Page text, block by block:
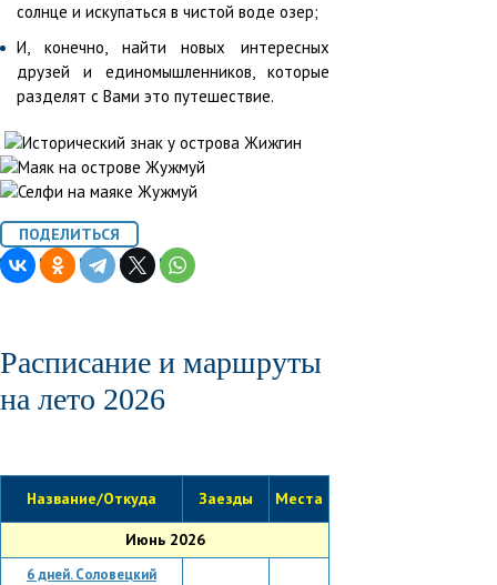
солнце и искупаться в чистой воде озер;
И, конечно, найти новых интересных
друзей и единомышленников, которые
разделят с Вами это путешествие.
Расписание и маршруты
на лето 2026
Название/Откуда Заезды Места
Июнь 2026
6дней. Соловецкий